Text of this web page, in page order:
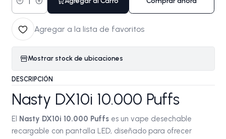
Cantidad
Agregar a la lista de favoritos
Mostrar stock de ubicaciones
DESCRIPCIÓN
Nasty DX10i 10.000 Puffs
El Nasty DX10i 10.000 Puffses un vape desechable
recargable con pantalla LED, diseñado para ofrecer